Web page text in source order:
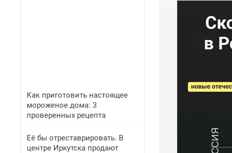
Как приготовить настоящее
мороженое дома: 3
проверенных рецепта
Её бы отреставрировать. В
центре Иркутска продают